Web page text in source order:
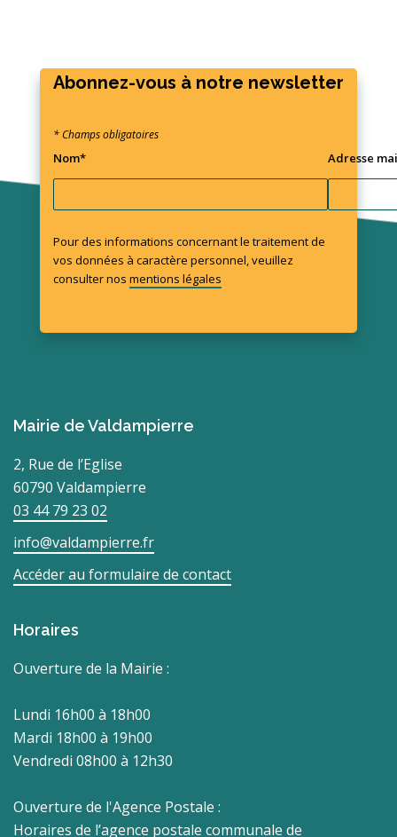
Abonnez-vous à notre newsletter
* Champs obligatoires
Nom* Adresse
Pour des informations concernant le traitement de
vos données à caractère personnel, veuillez
consulter nos mentions légales
Mairie de Valdampierre
2, Rue de l’Eglise
60790 Valdampierre
03 44 79 23 02
info@valdampierre.fr
Accéder au formulaire de contact
Horaires
Ouverture de la Mairie :
Lundi 16h00 à 18h00
Mardi 18h00 à 19h00
Vendredi 08h00 à 12h30
Ouverture de l'Agence Postale :
Horaires de l’agence postale communale de